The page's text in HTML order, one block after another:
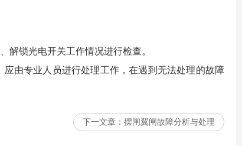
锁光电开关工作情况进行检查。
由专业人员进行处理工作，在遇到无法处理的故障
下一文章： 摆闸翼闸故障分析与处理